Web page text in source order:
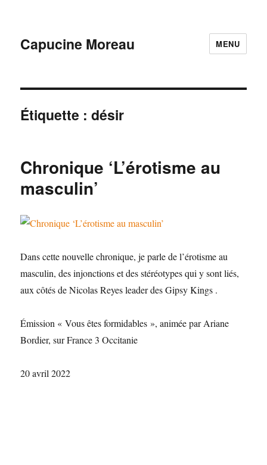
Capucine Moreau MENU
Étiquette :désir
Chronique ‘L’érotisme au
masculin’
Dans cette nouvelle chronique, je parle de l’érotisme au
masculin, des injonctions et des stéréotypes qui y sont liés,
aux côtés de Nicolas Reyes leader des Gipsy Kings .
Émission « Vous êtes formidables », animée par Ariane
Bordier, sur France 3 Occitanie
20 avril 2022